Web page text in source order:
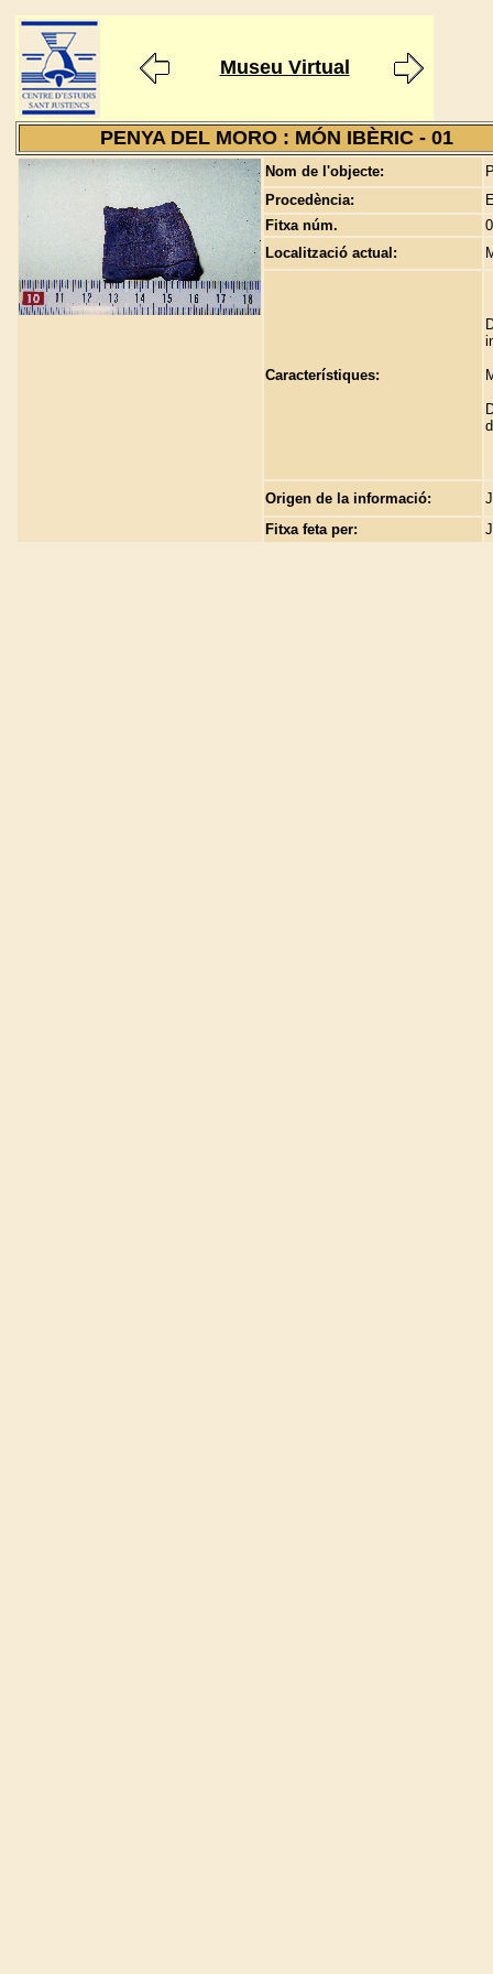
Museu Virtual
PENYA DEL MORO : MÓN IBÈRIC - 01
Nom de l'objecte:
Procedència:
Fitxa núm.
Localització actual:
Característiques:
Origen de la informació:
Fitxa feta per: